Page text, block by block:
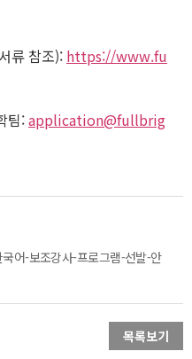
류 참조): https://www.fu
팀:application@fullbrig
어-보조강사-프로그램-선발-안
목록보기